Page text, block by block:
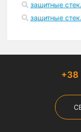
защитные
защитные
+38